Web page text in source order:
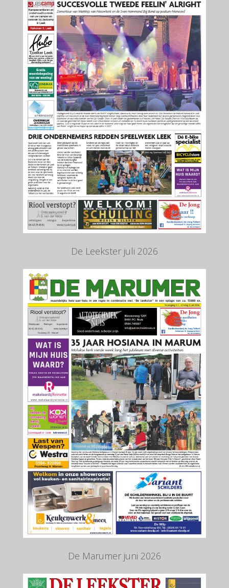
De Leekster juli 2026
De Marumer juni 2026